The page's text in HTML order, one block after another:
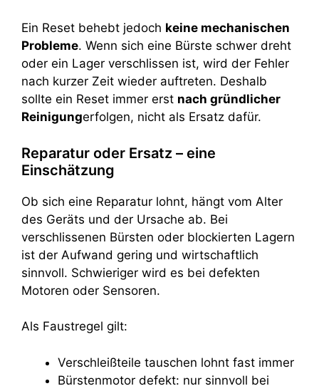
Ein Reset behebt jedoch keine mechanischen
Probleme. Wenn sich eine Bürste schwer dreht
oder ein Lager verschlissen ist, wird der Fehler
nach kurzer Zeit wieder auftreten. Deshalb
sollte ein Reset immer erst nach gründlicher
Reinigungerfolgen, nicht als Ersatz dafür.
Reparatur oder Ersatz – eine
Einschätzung
Ob sich eine Reparatur lohnt, hängt vom Alter
des Geräts und der Ursache ab. Bei
verschlissenen Bürsten oder blockierten Lagern
ist der Aufwand gering und wirtschaftlich
sinnvoll. Schwieriger wird es bei defekten
Motoren oder Sensoren.
Als Faustregel gilt:
Verschleißteile tauschen lohnt fast immer
Bürstenmotor defekt: nur sinnvoll bei